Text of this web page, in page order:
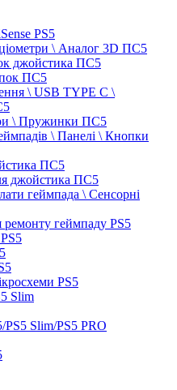
PS5
\ Аналог 3D ПС5
джойстика ПС5
ПС5
\ USB TYPE C \
\ Пружинки ПС5
\ Панелі \ Кнопки
ПС5
джойстика ПС5
геймпада \ Сенсорні
геймпаду PS5
PS5
Slim
Slim/PS5 PRO